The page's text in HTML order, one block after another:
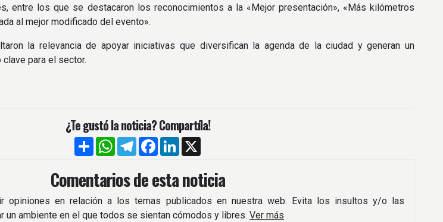
entre los que se destacaron los reconocimientos a la «Mejor presentación», «Más kilómetros
al mejor modificado del evento».
la relevancia de apoyar iniciativas que diversifican la agenda de la ciudad y generan un
para el sector.
¿Te gustó la noticia? Compartíla!
CompartirWhatsApp
TelegramFacebook
LinkedIn
Comentarios de esta noticia
opiniones en relación a los temas publicados en nuestra web. Evita los insultos y/o las
un ambiente en el que todos se sientan cómodos y libres. Ver más